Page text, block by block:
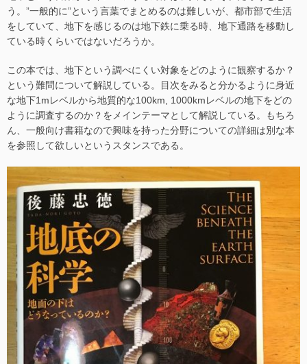
う。”一般的に”という言葉でまとめるのは難しいが、都市部で生活
をしていて、地下を感じるのは地下鉄に乗る時、地下通路を移動し
ている時くらいではないだろうか。
この本では、地下という調べにくい対象をどのように観察するか？
という難問について解説している。目次をみると分かるように身近
な地下1mレベルから地質的な100km, 1000kmレベルの地下をどの
ように調査するのか？をメインテーマとして解説している。もちろ
ん、一般向け書籍なので興味を持った分野についての詳細は別な本
を参照して欲しいというスタンスである。